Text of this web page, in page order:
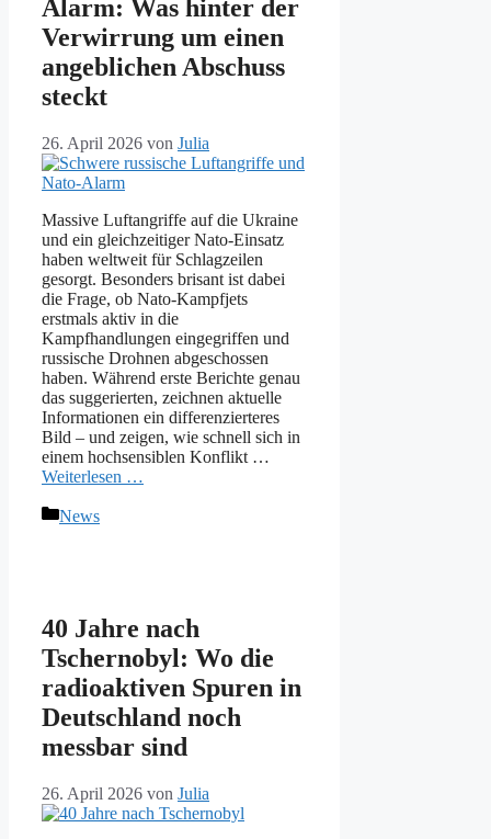
Alarm: Was hinter der
Verwirrung um einen
angeblichen Abschuss
steckt
26. April 2026 von Julia
Massive Luftangriffe auf die Ukraine
und ein gleichzeitiger Nato-Einsatz
haben weltweit für Schlagzeilen
gesorgt. Besonders brisant ist dabei
die Frage, ob Nato-Kampfjets
erstmals aktiv in die
Kampfhandlungen eingegriffen und
russische Drohnen abgeschossen
haben. Während erste Berichte genau
das suggerierten, zeichnen aktuelle
Informationen ein differenzierteres
Bild – und zeigen, wie schnell sich in
einem hochsensiblen Konflikt …
Weiterlesen …
Kategorien
News
40 Jahre nach
Tschernobyl: Wo die
radioaktiven Spuren in
Deutschland noch
messbar sind
26. April 2026 von Julia